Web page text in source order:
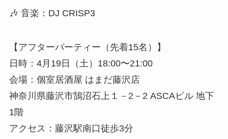
🎶 音楽：DJ CRISP3
【アフターパーティー（先着15名）】
日時：4月19日（土）18:00〜21:00
会場：個室居酒屋 はまだ藤沢店
神奈川県藤沢市鵠沼石上１－2－2 ASCAビル 地下
1階
アクセス：藤沢駅南口徒歩3分